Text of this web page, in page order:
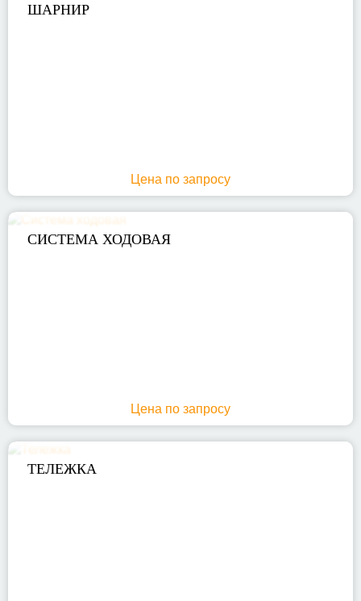
ШАРНИР
Цена по запросу
СИСТЕМА ХОДОВАЯ
Цена по запросу
ТЕЛЕЖКА